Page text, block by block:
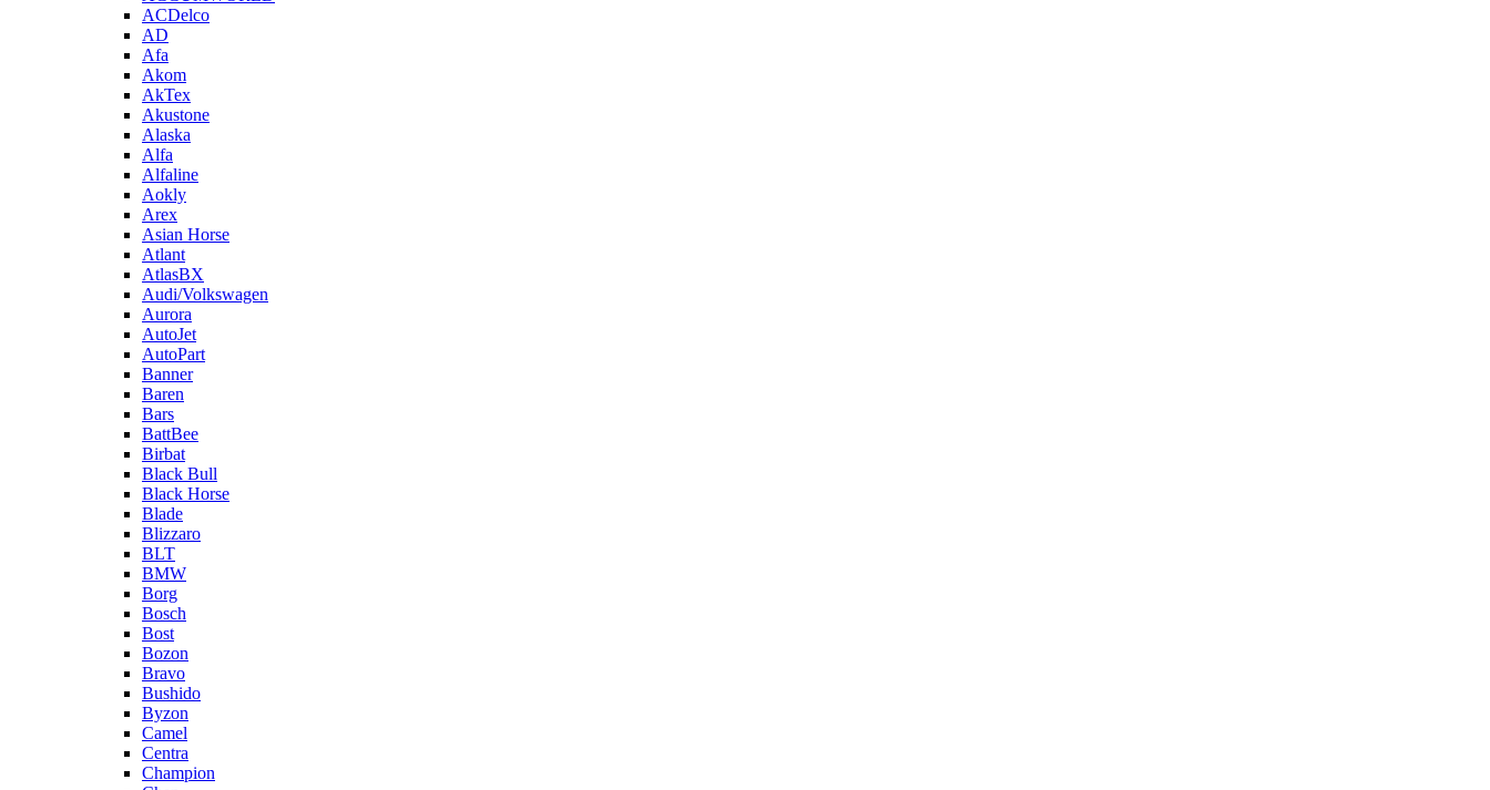
ACDelco
AD
Afa
Akom
AkTex
Akustone
Alaska
Alfa
Alfaline
Aokly
Arex
Asian Horse
Atlant
AtlasBX
Audi/Volkswagen
Aurora
AutoJet
AutoPart
Banner
Baren
Bars
BattBee
Birbat
Black Bull
Black Horse
Blade
Blizzaro
BLT
BMW
Borg
Bosch
Bost
Bozon
Bravo
Bushido
Byzon
Camel
Centra
Champion